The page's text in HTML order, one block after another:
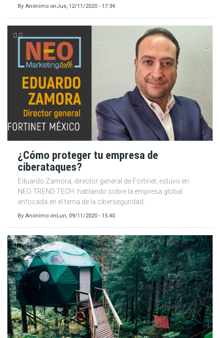
By Anónimo onJue, 12/11/2020 - 17:34
¿Cómo proteger tu empresa de
ciberataques?
Eduardo Zamora, director general de Fortinet, estuvo en
NEO TREND TECH hablando sobre la empresa global
enfocada en el tema de la ciberseguridad.
By Anónimo onLun, 09/11/2020 - 15:40